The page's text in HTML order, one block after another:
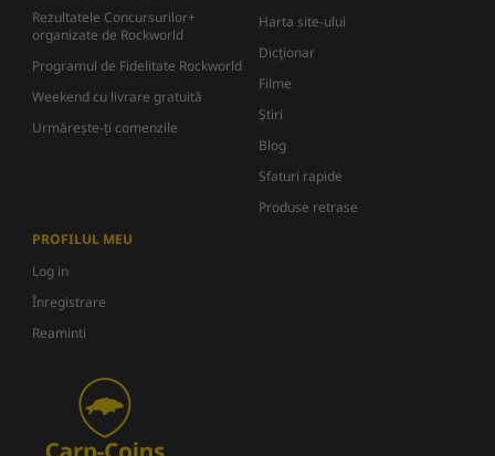
Rezultatele Concursurilor+
organizate de Rockworld
Programul de Fidelitate Rockworld
Weekend cu livrare gratuită
Urmărește-ți comenzile
Harta site-ului
Dicţionar
Filme
Știri
Blog
Sfaturi rapide
Produse retrase
PROFILUL MEU
Log in
Înregistrare
Reaminti